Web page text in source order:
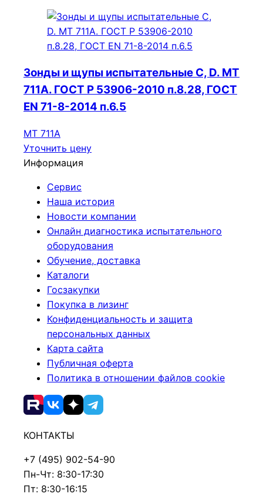
Зонды и щупы испытательные C, D. МТ
711А. ГОСТ Р 53906-2010 п.8.28, ГОСТ
EN 71-8-2014 п.6.5
МТ 711А
Уточнить цену
Информация
Сервис
Наша история
Новости компании
Онлайн диагностика испытательного
оборудования
Обучение, доставка
Каталоги
Госзакупки
Покупка в лизинг
Конфиденциальность и защита
персональных данных
Карта сайта
Публичная оферта
Политика в отношении файлов cookie
КОНТАКТЫ
+7 (495) 902-54-90
Пн-Чт: 8:30-17:30
Пт: 8:30-16:15